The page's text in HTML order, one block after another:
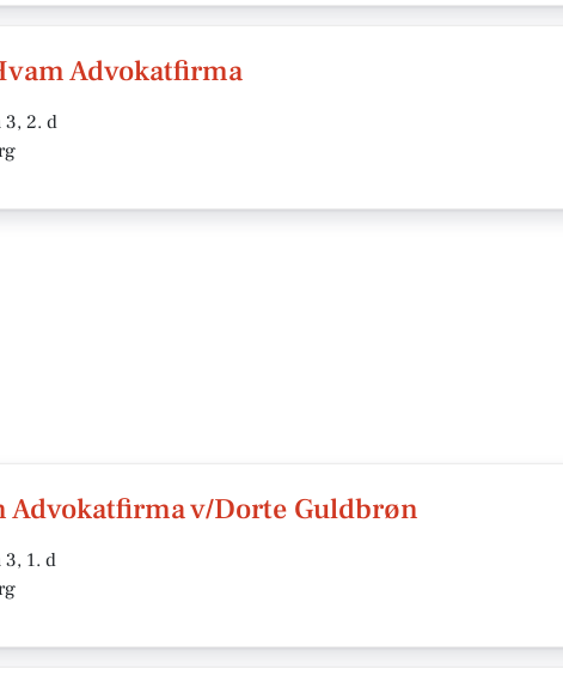
Advokatfirma
3, 2. d
Advokatfirma v/Dorte Guldbrøn
1. d